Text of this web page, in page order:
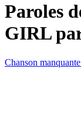
Paroles
GIRL
Chanson